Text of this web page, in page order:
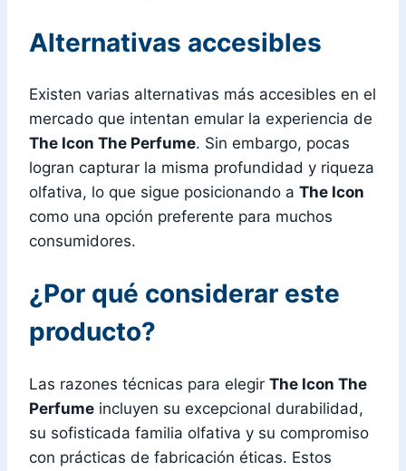
Alternativas accesibles
Existen varias alternativas más accesibles en el
mercado que intentan emular la experiencia de
The Icon The Perfume. Sin embargo, pocas
logran capturar la misma profundidad y riqueza
olfativa, lo que sigue posicionando a The Icon
como una opción preferente para muchos
consumidores.
¿Por qué considerar este
producto?
Las razones técnicas para elegir The Icon The
Perfume incluyen su excepcional durabilidad,
su sofisticada familia olfativa y su compromiso
con prácticas de fabricación éticas. Estos